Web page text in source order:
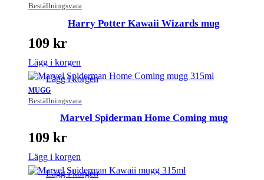
Beställningsvara
Harry Potter Kawaii Wizards mug
109 kr
Lägg i korgen
MUGG
Beställningsvara
Lägg i korgen
Marvel Spiderman Home Coming mug
109 kr
Lägg i korgen
Lägg i korgen